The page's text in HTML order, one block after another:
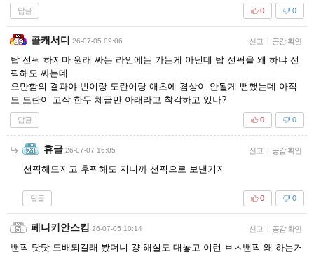
답글 0
0
콜캐서디 26-07-05 09:06 신고 | 공감 확인
탑 선픽 하지마 원래 싸는 라인에는 가는게 아닌데 탑 선픽을 왜 하냐 선
픽해도 싸는데
오만함의 결과야 빈이랑 도란이랑 애초에 겸상이 안될게 뻔했는데 아직
도 도란이 고작 한두 체급만 아래라고 착각하고 있나?
답글 0
0
휴글 26-07-07 16:05 신고 | 공감 확인
선픽해도지고 후픽해도 지니까 선픽으로 보낸거지
답글 0
0
페니키안스킴 26-07-05 10:14 신고 | 공감 확인
밴픽 탓탓 도배되길래 봤더니 걍 해설도 대놓고 이런 ㅂㅅ밴픽 왜 하는거